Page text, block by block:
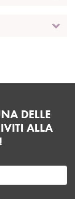
DELLE
ALLA